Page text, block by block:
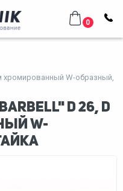
0
хромированный W-образный,
d 26, d
W-